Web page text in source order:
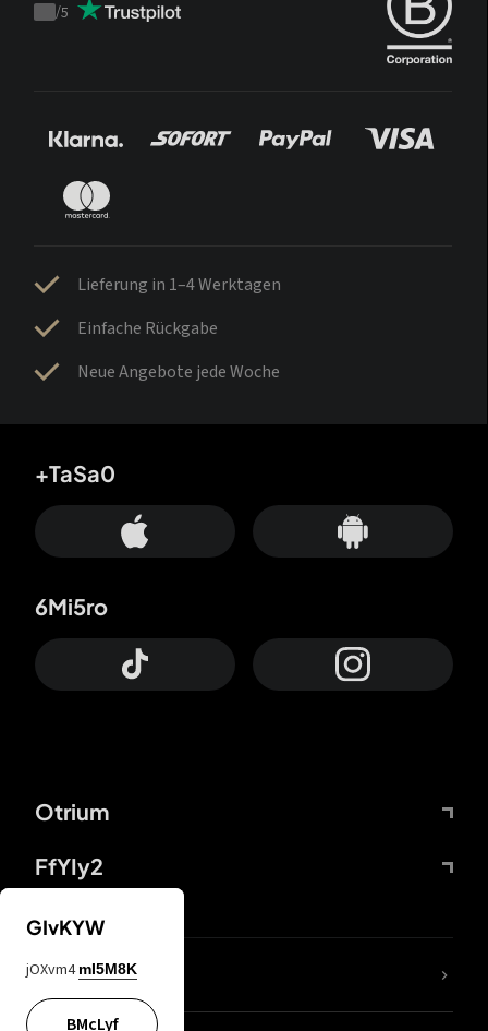
Trustpilot
/5
Lieferung in 1–4 Werktagen
Einfache Rückgabe
Neue Angebote jede Woche
Otrium
FfYIy2
+TaSa0
6Mi5ro
DDcvSo
GIvKYW
jOXvm4 mI5M8K
BMcLyf